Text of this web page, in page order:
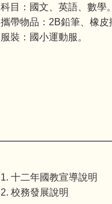
科目：國文、英語、數學
攜帶物品：2B鉛筆、橡皮
服裝：國小運動服。
1. 十二年國教宣導說明
2. 校務發展說明